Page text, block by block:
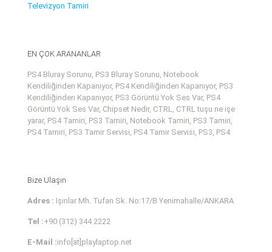
Televizyon Tamiri
EN ÇOK ARANANLAR
PS4 Bluray Sorunu, PS3 Bluray Sorunu, Notebook
Kendiliğinden Kapanıyor, PS4 Kendiliğinden Kapanıyor, PS3
Kendiliğinden Kapanıyor, PS3 Görüntü Yok Ses Var, PS4
Görüntü Yok Ses Var, Chipset Nedir, CTRL, CTRL tuşu ne işe
yarar, PS4 Tamiri, PS3 Tamiri, Notebook Tamiri, PS3 Tamiri,
PS4 Tamiri, PS3 Tamir Servisi, PS4 Tamir Servisi, PS3, PS4
Bize Ulaşın
Adres : Işınlar Mh. Tufan Sk. No:17/B Yenimahalle/ANKARA
Tel :+90 (312) 344 2222
E-Mail :info[at]playlaptop.net